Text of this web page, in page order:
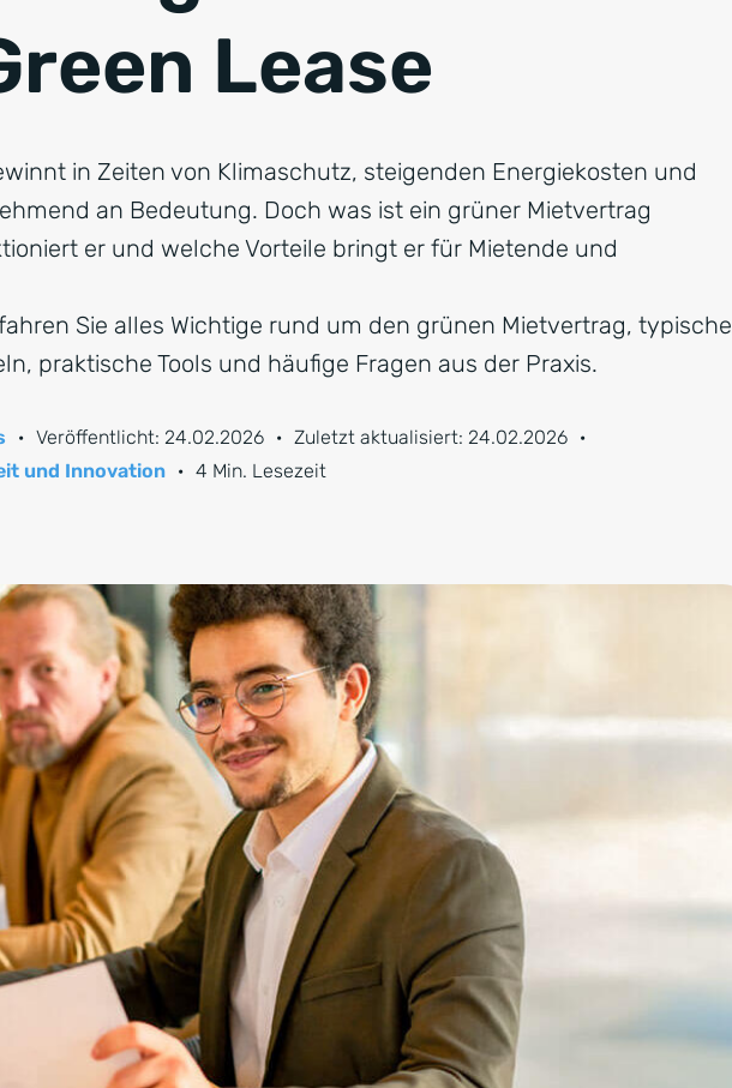
Lease
in Zeiten von Klimaschutz, steigenden Energiekosten und
an Bedeutung. Doch was ist ein grüner Mietvertrag
er und welche Vorteile bringt er für Mietende und
Sie alles Wichtige rund um den grünen Mietvertrag, typische
praktische Tools und häufige Fragen aus der Praxis.
· Veröffentlicht: 24.02.2026 · Zuletzt aktualisiert: 24.02.2026 ·
und Innovation · 4 Min. Lesezeit